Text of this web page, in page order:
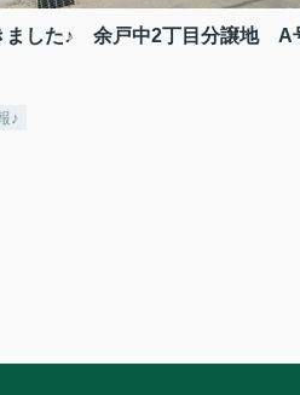
ました♪ 余戸中2丁目分譲地 A
♪